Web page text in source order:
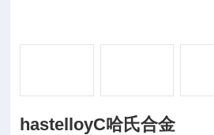
hastelloyC哈氏合金